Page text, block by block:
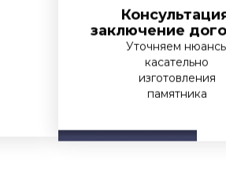
заключение
Уточняем
касательно
изготовления
памятника